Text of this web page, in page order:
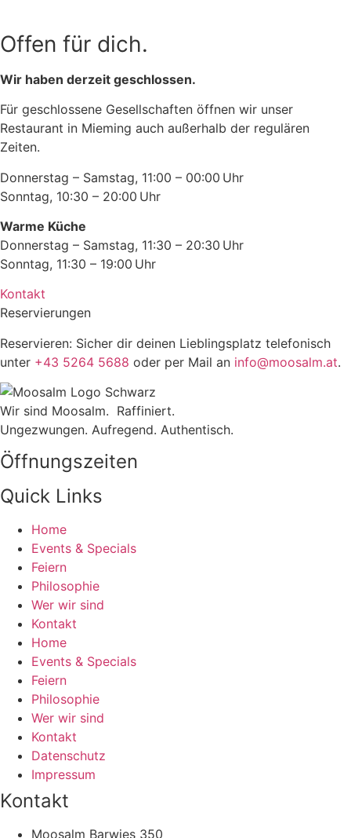
Offen für dich.
Wir haben derzeit geschlossen.
Für geschlossene Gesellschaften öffnen wir unser
Restaurant in Mieming auch außerhalb der regulären
Zeiten.
Donnerstag – Samstag, 11:00 – 00:00 Uhr
Sonntag, 10:30 – 20:00 Uhr
Warme Küche
Donnerstag – Samstag, 11:30 – 20:30 Uhr
Sonntag, 11:30 – 19:00 Uhr
Kontakt
Reservierungen
Reservieren: Sicher dir deinen Lieblingsplatz telefonisch
unter +43 5264 5688 oder per Mail an info@moosalm.at.
Wir sind Moosalm. Raffiniert.
Ungezwungen. Aufregend. Authentisch.
Öffnungszeiten
Quick Links
Home
Events & Specials
Feiern
Philosophie
Wer wir sind
Kontakt
Home
Events & Specials
Feiern
Philosophie
Wer wir sind
Kontakt
Datenschutz
Impressum
Kontakt
Moosalm Barwies 350